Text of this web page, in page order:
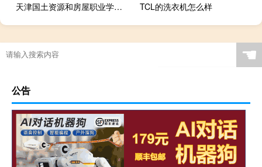
天津国土资源和房屋职业学院位于哪个城市
TCL的洗衣机怎么样
☚
公告